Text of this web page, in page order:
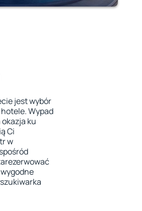
jest wybór
Wypad
ku
Ci
w